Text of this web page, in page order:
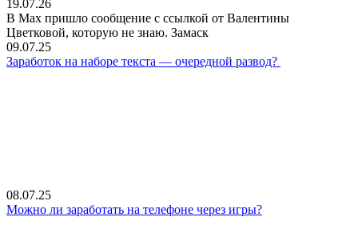
19.07.26
В Мах пришло сообщение с ссылкой от Валентины
Цветковой, которую не знаю. Замаск
09.07.25
Заработок на наборе текста — очередной развод?
08.07.25
Можно ли заработать на телефоне через игры?